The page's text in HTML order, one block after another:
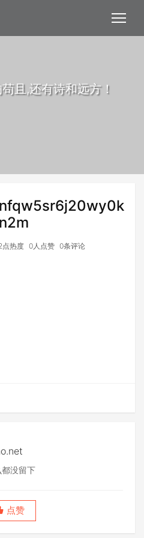
且,还有诗和远方！
点热度 0人点赞 0条评论
没留下
点赞